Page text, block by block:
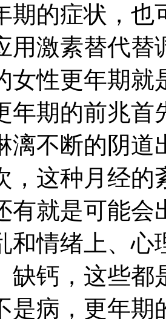
期的症状，也
用激素替代替
女性更年期就
年期的前兆
漓不断的阴道
，这种月经的
有就是可能
和情绪上、
缺钙，这些
是病，更年期